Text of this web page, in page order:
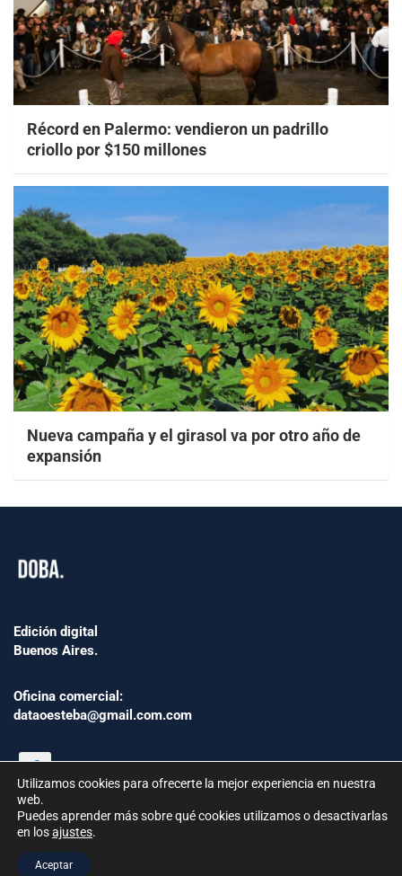
Récord en Palermo: vendieron un padrillo
criollo por $150 millones
Nueva campaña y el girasol va por otro año de
expansión
Edición digital
Buenos Aires.
Oficina comercial:
dataoesteba@gmail.com.com
República Argentina | Todos los derechos reservados.
Utilizamos cookies para ofrecerte la mejor experiencia en nuestra
web.
Puedes aprender más sobre qué cookies utilizamos o desactivarlas
en losajustes.
Aceptar